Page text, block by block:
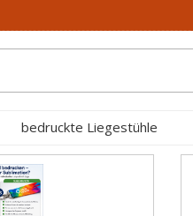
bedruckte Liegestühle